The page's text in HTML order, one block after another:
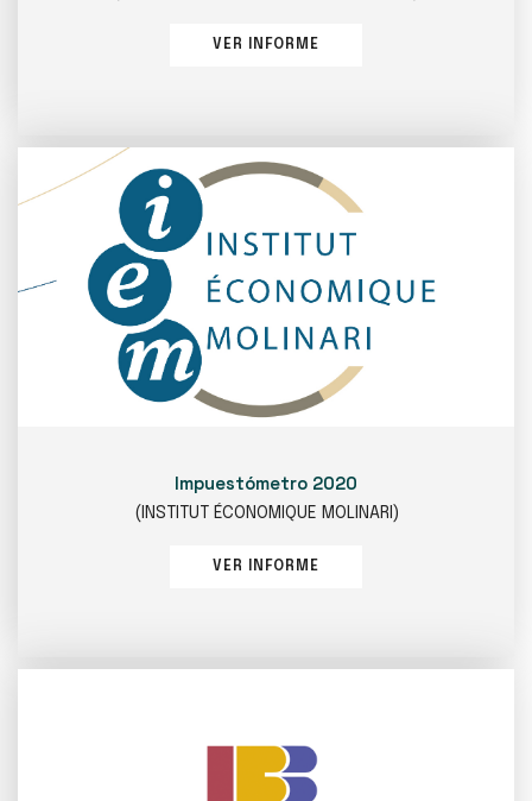
VER INFORME
Impuestómetro 2020
(INSTITUT ÉCONOMIQUE MOLINARI)
VER INFORME